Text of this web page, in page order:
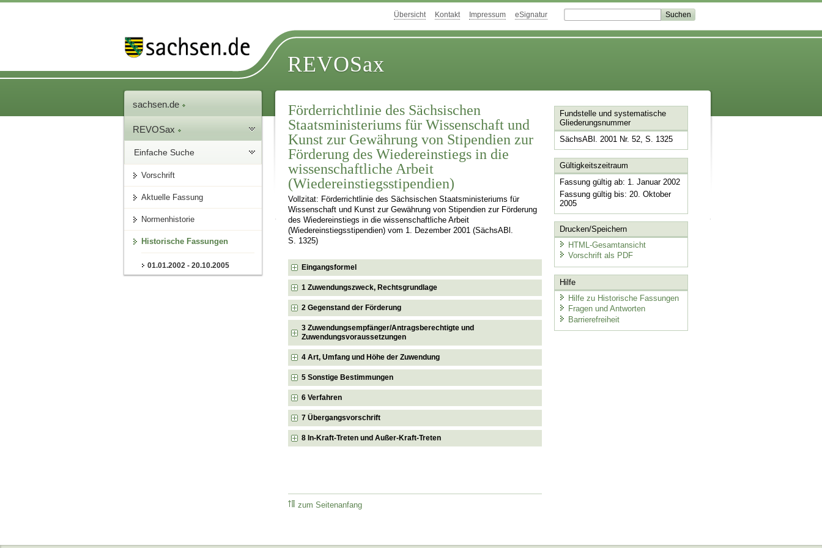
Übersicht Kontakt Impressum eSignatur
REVOSax
sachsen.de
REVOSax
Einfache Suche
Vorschrift
Aktuelle Fassung
Normenhistorie
Historische Fassungen
01.01.2002 - 20.10.2005
Förderrichtlinie des Sächsischen
Staatsministeriums für Wissenschaft und
Kunst zur Gewährung von Stipendien zur
Förderung des Wiedereinstiegs in die
wissenschaftliche Arbeit
(Wiedereinstiegsstipendien)
Vollzitat: Förderrichtlinie des Sächsischen Staatsministeriums für
Wissenschaft und Kunst zur Gewährung von Stipendien zur Förderung
des Wiedereinstiegs in die wissenschaftliche Arbeit
(Wiedereinstiegsstipendien) vom 1. Dezember 2001 (SächsABl.
S. 1325)
Eingangsformel
1 Zuwendungszweck, Rechtsgrundlage
2 Gegenstand der Förderung
3 Zuwendungsempfänger/Antragsberechtigte und
Zuwendungsvoraussetzungen
4 Art, Umfang und Höhe der Zuwendung
5 Sonstige Bestimmungen
6 Verfahren
7 Übergangsvorschrift
8 In-Kraft-Treten und Außer-Kraft-Treten
zum Seitenanfang
Fundstelle und systematische
Gliederungsnummer
SächsABl. 2001 Nr. 52, S. 1325
Gültigkeitszeitraum
Fassung gültig ab: 1. Januar 2002
Fassung gültig bis: 20. Oktober
2005
Drucken/Speichern
HTML-Gesamtansicht
Vorschrift als PDF
Hilfe
Hilfe zu Historische Fassungen
Fragen und Antworten
Barrierefreiheit